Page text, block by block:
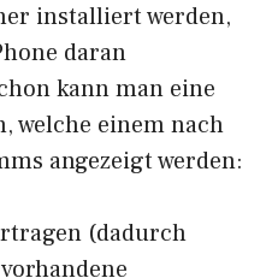
installiert werden,
daran
kann man eine
welche einem nach
angezeigt werden:
(dadurch